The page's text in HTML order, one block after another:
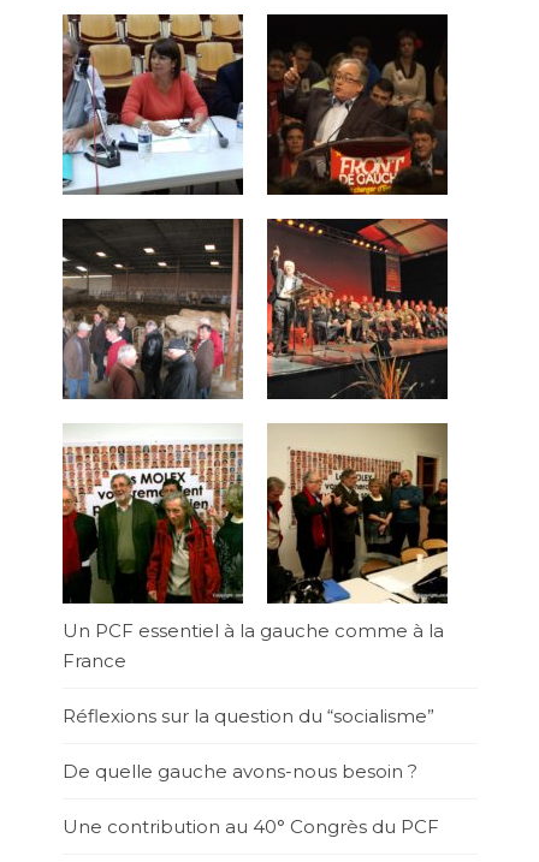
Un PCF essentiel à la gauche comme à la
France
Réflexions sur la question du “socialisme”
De quelle gauche avons-nous besoin ?
Une contribution au 40° Congrès du PCF